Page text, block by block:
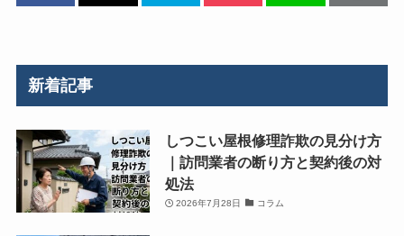
新着記事
しつこい屋根修理詐欺の見分け方
｜訪問業者の断り方と契約後の対
処法
2026年7月28日 コラム